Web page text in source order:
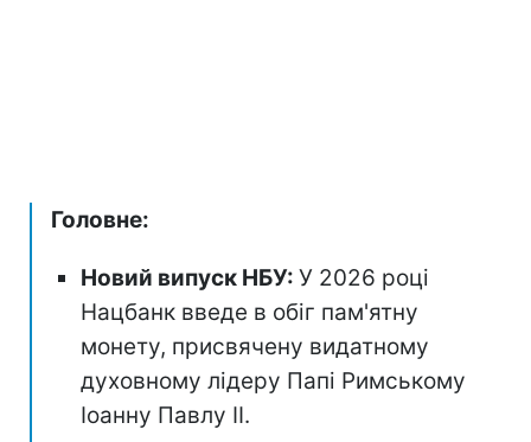
Головне:
Новий випуск НБУ: У 2026 році
Нацбанк введе в обіг пам'ятну
монету, присвячену видатному
духовному лідеру Папі Римському
Іоанну Павлу II.